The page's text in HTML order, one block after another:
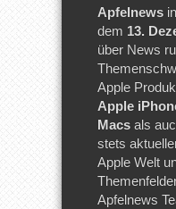
Apfelnews
dem 13.
über News
Apple
Apple
Macs als
stets
Apple Welt
Apfelnews